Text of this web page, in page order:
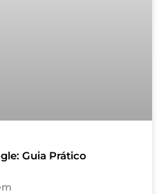
Guia Prático